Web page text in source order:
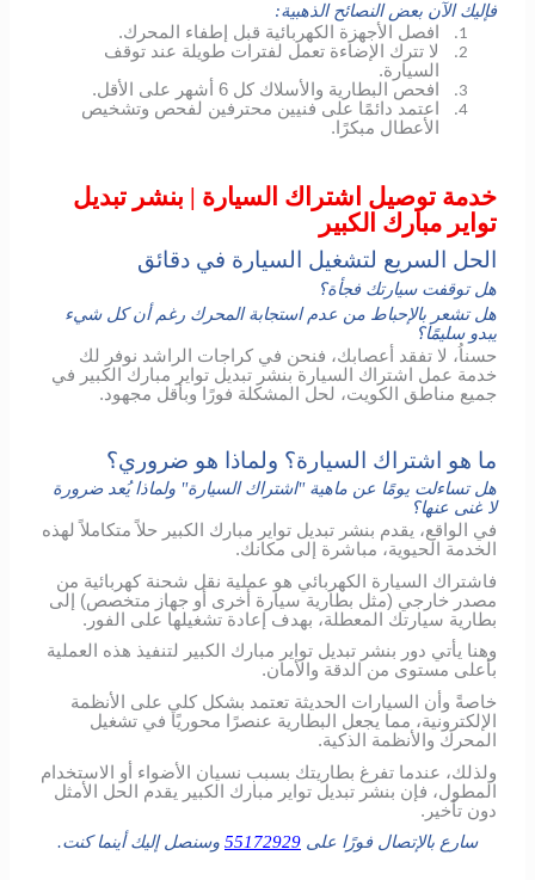
فإليك الآن بعض النصائح الذهبية:
1. افصل الأجهزة الكهربائية قبل إطفاء المحرك.
2.
لا تترك الإضاءة تعمل لفترات طويلة عند توقف
السيارة.
3. افحص البطارية والأسلاك كل 6 أشهر على الأقل.
4.
اعتمد دائمًا على فنيين محترفين لفحص وتشخيص
الأعطال مبكرًا.
خدمة توصيل اشتراك السيارة | بنشر تبديل
تواير مبارك الكبير
الحل السريع لتشغيل السيارة في دقائق
هل توقفت سيارتك فجأة؟
هل تشعر بالإحباط من عدم استجابة المحرك رغم أن كل شيء
يبدو سليمًا؟
حسناُ، لا تفقد أعصابك، فنحن في كراجات الراشد نوفر لك
خدمة عمل اشتراك السيارة بنشر تبديل تواير مبارك الكبير في
جميع مناطق الكويت، لحل المشكلة فورًا وبأقل مجهود.
ما هو اشتراك السيارة؟ ولماذا هو ضروري؟
هل تساءلت يومًا عن ماهية "اشتراك السيارة" ولماذا يُعد ضرورة
لا غنى عنها؟
في الواقع، يقدم بنشر تبديل تواير مبارك الكبير حلاً متكاملاً لهذه
الخدمة الحيوية، مباشرة إلى مكانك.
فاشتراك السيارة الكهربائي هو عملية نقل شحنة كهربائية من
مصدر خارجي (مثل بطارية سيارة أخرى أو جهاز متخصص) إلى
بطارية سيارتك المعطلة، بهدف إعادة تشغيلها على الفور.
وهنا يأتي دور بنشر تبديل تواير مبارك الكبير لتنفيذ هذه العملية
بأعلى مستوى من الدقة والأمان.
خاصةً وأن السيارات الحديثة تعتمد بشكل كلي على الأنظمة
الإلكترونية، مما يجعل البطارية عنصرًا محوريًا في تشغيل
المحرك والأنظمة الذكية.
ولذلك، عندما تفرغ بطاريتك بسبب نسيان الأضواء أو الاستخدام
المطول، فإن بنشر تبديل تواير مبارك الكبير يقدم الحل الأمثل
دون تأخير.
سارع بالإتصال فورًا على 55172929 وسنصل إليك أينما كنت.